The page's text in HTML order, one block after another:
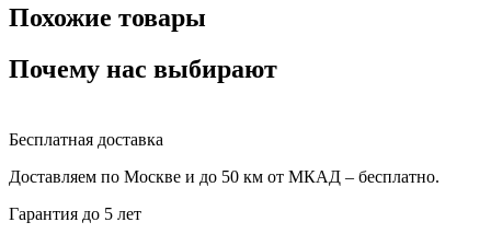
Похожие товары
Почему нас выбирают
Бесплатная доставка
Доставляем по Москве и до 50 км от МКАД – бесплатно.
Гарантия до 5 лет